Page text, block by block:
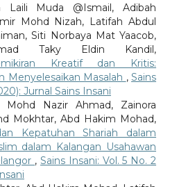
Laili Muda @Ismail, Adibah
Mohd Nizah, Latifah Abdul
Siti Norbaya Mat Yaacob,
Taky Eldin Kandil,
Kreatif dan Kritis:
Menyelesaikan Masalah ,Sains
Jurnal Sains Insani
Mohd Nazir Ahmad, Zainora
Mokhtar, Abd Hakim Mohad,
Kepatuhan Shariah dalam
dalam Kalangan Usahawan
,Sains Insani: Vol. 5 No. 2